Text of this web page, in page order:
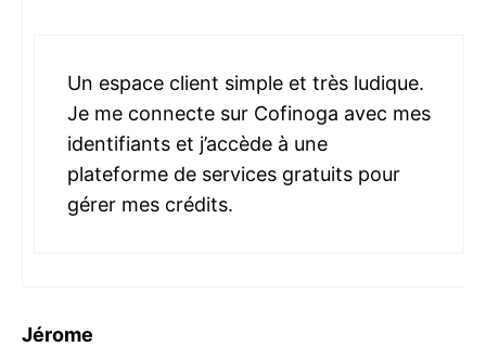
Un espace client simple et très ludique.
Je me connecte sur Cofinoga avec mes
identifiants et j’accède à une
plateforme de services gratuits pour
gérer mes crédits.
Jérome